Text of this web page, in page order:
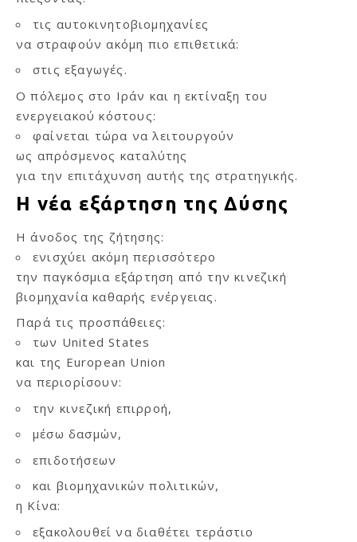
τις αυτοκινητοβιομηχανίες
να στραφούν ακόμη πιο επιθετικά:
στις εξαγωγές.
Ο πόλεμος στο Ιράν και η εκτίναξη του
ενεργειακού κόστους:
φαίνεται τώρα να λειτουργούν
ως απρόσμενος καταλύτης
για την επιτάχυνση αυτής της στρατηγικής.
Η νέα εξάρτηση της Δύσης
Η άνοδος της ζήτησης:
ενισχύει ακόμη περισσότερο
την παγκόσμια εξάρτηση από την κινεζική
βιομηχανία καθαρής ενέργειας.
Παρά τις προσπάθειες:
των United States
και της European Union
να περιορίσουν:
την κινεζική επιρροή,
μέσω δασμών,
επιδοτήσεων
και βιομηχανικών πολιτικών,
η Κίνα:
εξακολουθεί να διαθέτει τεράστιο